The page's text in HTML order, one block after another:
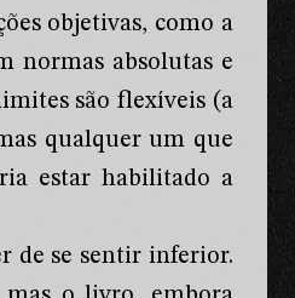
objetivas, como a
normas absolutas e
são flexíveis (a
qualquer um que
estar habilitado a
de se sentir inferior.